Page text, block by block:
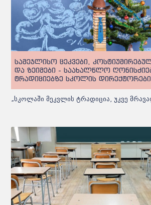
სამეჯლისო ცეკვები,
და ზეიმები - საახალწლო
ტრადიციებზე სკოლის
„სკოლაში მეკვლის ტრადიცია, უკვე